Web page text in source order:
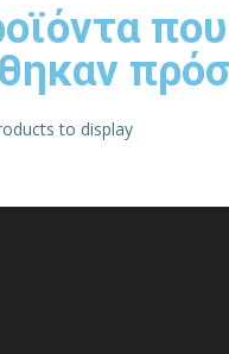
που
to display